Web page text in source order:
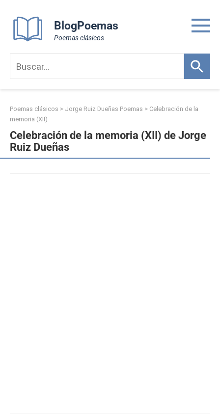
content
BlogPoemas
Poemas clásicos
Poemas clásicos > Jorge Ruiz Dueñas Poemas > Celebración de la
memoria (XII)
Celebración de la memoria (XII) de Jorge
Ruiz Dueñas